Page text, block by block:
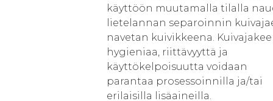
käyttöön muutamalla tilalla
lietelannan separoinnin
navetan kuivikkeena.
hygieniaa, riittävyyttä ja
käyttökelpoisuutta voidaan
parantaa prosessoinnilla ja/tai
erilaisilla lisäaineilla.